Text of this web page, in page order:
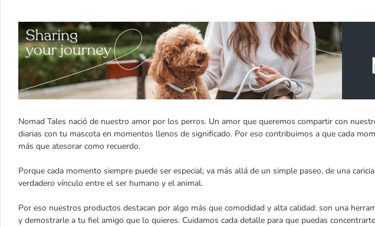
Nomad Tales nació de nuestro amor por los perros. Un amor que queremos compartir con
diarias con tu mascota en momentos llenos de significado. Por eso contribuimos a que cada
más que atesorar como recuerdo.
Porque cada momento siempre puede ser especial; va más allá de un simple paseo, de una
verdadero vínculo entre el ser humano y el animal.
Por eso nuestros productos destacan por algo más que comodidad y alta calidad: son una
y demostrarle a tu fiel amigo que lo quieres. Cuidamos cada detalle para que puedas